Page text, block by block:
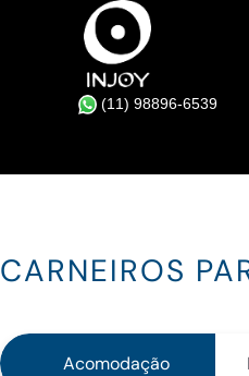
(11) 98896-6539
CARNEIROS
Acomodação